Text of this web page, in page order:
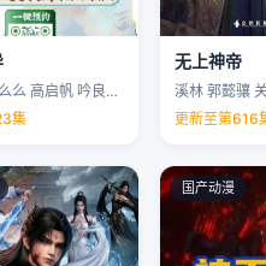
马正阳 阎么么 高启帆 吟良犬 …
集
无上神帝
溪林 郭懿骧
更新至第616
国产动漫